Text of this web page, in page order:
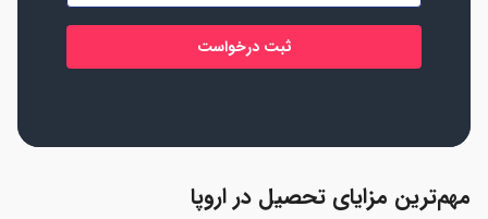
*
مهم‌ترین مزایای تحصیل در اروپا